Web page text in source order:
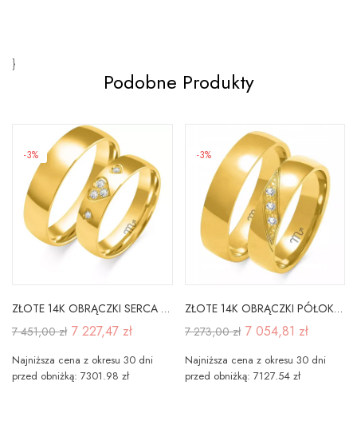
}
Podobne Produkty
-3%
ZŁOTE 14K OBRĄCZKI SERCA BRYLANTY 5mm O-357
7 451,00 zł 7 227,47 zł
Najniższa cena z okresu 30 dni
przed obniżką: 7301.98 zł
-3%
ZŁOTE 14K OBRĄCZKI PÓŁOKRĄGŁE 5mm BRYLANTY GRAWER
7 273,00 zł 7 054,81 zł
Najniższa cena z okresu 30 dni
przed obniżką: 7127.54 zł